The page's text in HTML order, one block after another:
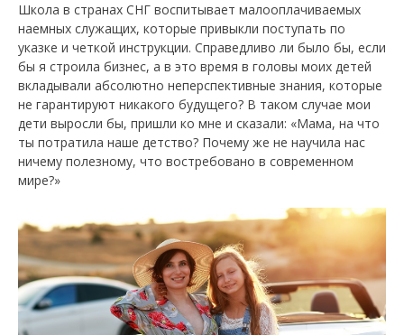
Школа в странах СНГ воспитывает малооплачиваемых
наемных служащих, которые привыкли поступать по
указке и четкой инструкции. Справедливо ли было бы, если
бы я строила бизнес, а в это время в головы моих детей
вкладывали абсолютно неперспективные знания, которые
не гарантируют никакого будущего? В таком случае мои
дети выросли бы, пришли ко мне и сказали: «Мама, на что
ты потратила наше детство? Почему же не научила нас
ничему полезному, что востребовано в современном
мире?»